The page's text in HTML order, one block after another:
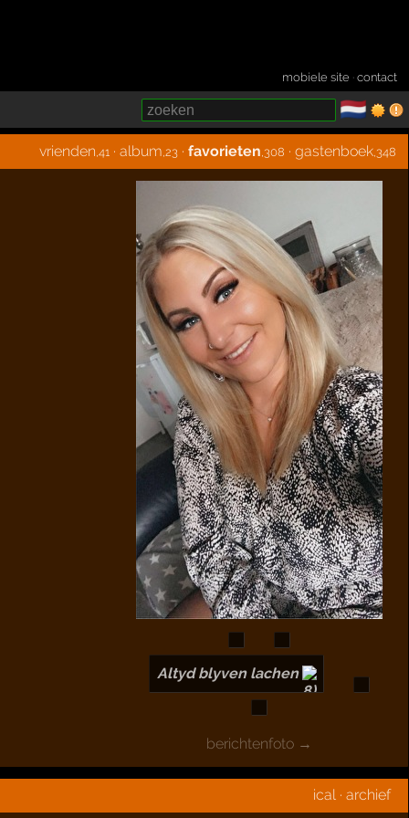
mobiele site ·contact
🇳🇱
vrienden ,41 ·album ,23 ·favorieten ,308 ·gastenboek ,348
Altyd blyven lachen
berichtenfoto →
ical· archief